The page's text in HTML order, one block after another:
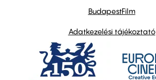
BudapestFilm
Adatkezelési tájékoztató